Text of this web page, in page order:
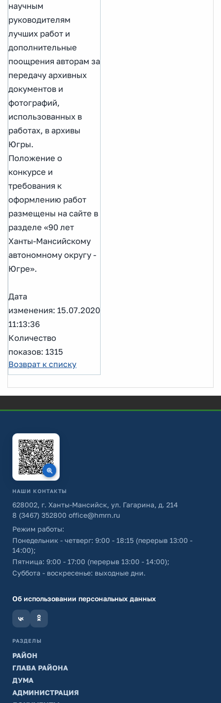
научным
руководителям
лучших работ и
дополнительные
поощрения авторам за
передачу архивных
документов и
фотографий,
использованных в
работах, в архивы
Югры.
Положение о
конкурсе и
требования к
оформлению работ
размещены на сайте в
разделе «90 лет
Ханты-Мансийскому
автономному округу -
Югре».
Дата
изменения: 15.07.2020
11:13:36
Количество
показов: 1315
Возврат к списку
НАШИ КОНТАКТЫ
628002, г. Ханты-Мансийск, ул. Гагарина, д. 214
8 (3467) 352800 office@hmrn.ru
Режим работы:
Понедельник - четверг: 9:00 - 18:15 (перерыв 13:00 -
14:00);
Пятница: 9:00 - 17:00 (перерыв 13:00 - 14:00);
Суббота - воскресенье: выходные дни.
Об использовании персональных данных
РАЗДЕЛЫ
РАЙОН
ГЛАВА РАЙОНА
ДУМА
АДМИНИСТРАЦИЯ